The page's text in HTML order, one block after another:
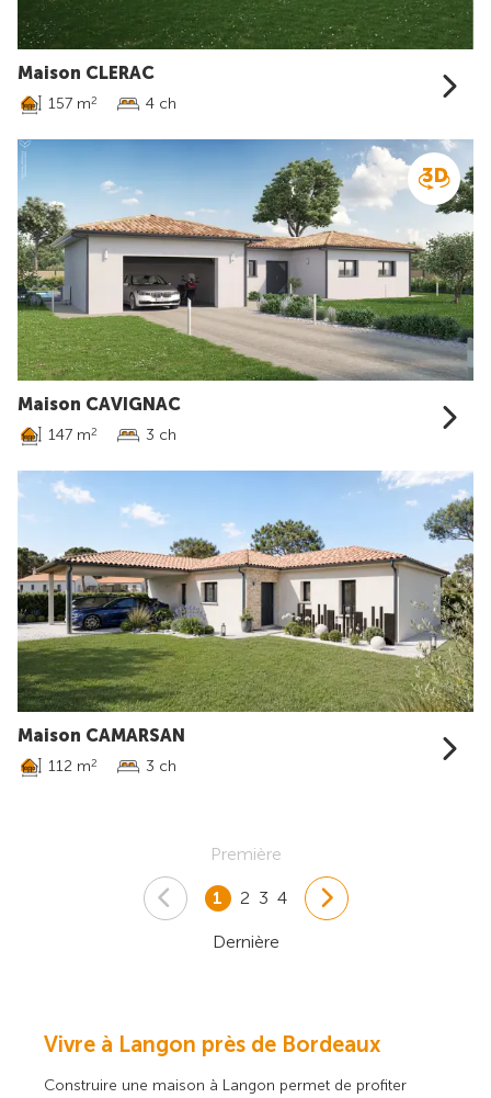
Maison CLERAC
157 m2 4 ch
Maison CAVIGNAC
147 m2 3 ch
Maison CAMARSAN
112 m2 3 ch
Première
1 2 3 4
Dernière
Vivre à Langon près de Bordeaux
Construire une maison à Langon permet de profiter